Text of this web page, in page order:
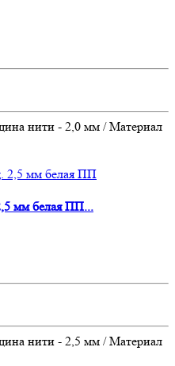
нити - 2,0 мм / Материал
мм белая ПП...
нити - 2,5 мм / Материал